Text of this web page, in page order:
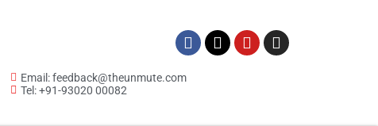
Email: feedback@theunmute.com
Tel: +91-93020 00082